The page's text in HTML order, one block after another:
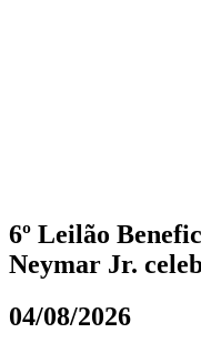
6º Leilão
Neymar Jr.
04/08/2026